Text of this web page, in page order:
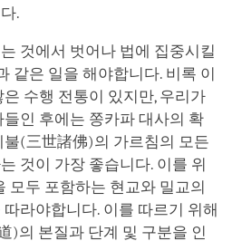
.
것에서 벗어나 법에 집중시킬
같은 일을 해야합니다. 비록 이
수행 전통이 있지만, 우리가
인 후에는 쫑카파 대사의 확
불(三世諸佛)의 가르침의 모든
것이 가장 좋습니다. 이를 위
모두 포함하는 현교와 밀교의
라야합니다. 이를 따르기 위해
)의 본질과 단계 및 구분을 인